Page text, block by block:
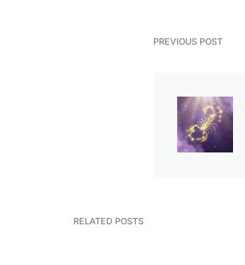
PREVIOUS POST
RELATED POSTS